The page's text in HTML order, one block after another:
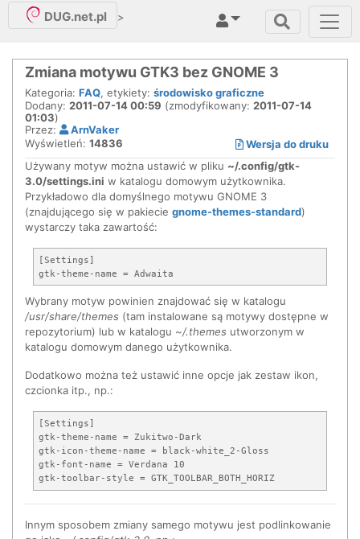
DUG.net.pl >
Zmiana motywu GTK3 bez GNOME 3
Kategoria: FAQ, etykiety: środowisko graficzne
Dodany: 2011-07-14 00:59 (zmodyfikowany: 2011-07-14
01:03)
Przez:
ArnVaker
Wersja do druku
Wyświetleń: 14836
Używany motyw można ustawić w pliku ~/.config/gtk-
3.0/settings.ini w katalogu domowym użytkownika.
Przykładowo dla domyślnego motywu GNOME 3
(znajdującego się w pakiecie gnome-themes-standard)
wystarczy taka zawartość:
[Settings]
Wybrany motyw powinien znajdować się w katalogu
/usr/share/themes (tam instalowane są motywy dostępne w
repozytorium) lub w katalogu ~/.themes utworzonym w
katalogu domowym danego użytkownika.
Dodatkowo można też ustawić inne opcje jak zestaw ikon,
czcionka itp., np.:
[Settings]
gtk-theme-name = Zukitwo-Dark
gtk-icon-theme-name = black-white_2-Gloss
gtk-font-name = Verdana 10
gtk-toolbar-style = GTK_TOOLBAR_BOTH_HORIZ
Innym sposobem zmiany samego motywu jest podlinkowanie